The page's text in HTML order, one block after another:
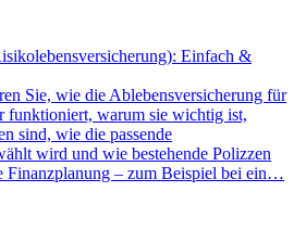
Einfach &
Sie, wie die Ablebensversicherung für
funktioniert, warum sie wichtig ist,
sind, wie die passende
wird und wie bestehende Polizzen
Finanzplanung – zum Beispiel bei ein…